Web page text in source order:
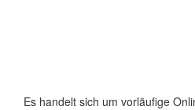
Es handelt sich um vorläufige